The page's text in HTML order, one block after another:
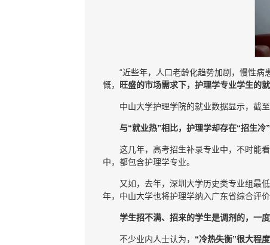
“近些年，人口老龄化趋势加剧，慢性
慨，
旺盛的市场需求下，护理学专业学生的就
中山大学护理学院的就业数据显示，截
与“就业热”相比，护理学却存在“招生冷”
这几年，高考招生补录专业中，不时能
中，都包含护理学专业。
又如，去年，深圳大学历史类专业组最
年，中山大学也将护理学纳入广东省综合评
学生招不满、招来的学生是调剂的，一
不少业内人士认为， “冷热失衡”很大程